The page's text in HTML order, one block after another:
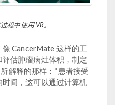
程中使用 VR。
CancerMate 这样的工
估肿瘤病灶体积，制定
解释的那样：“患者接受
间，这可以通过计算机